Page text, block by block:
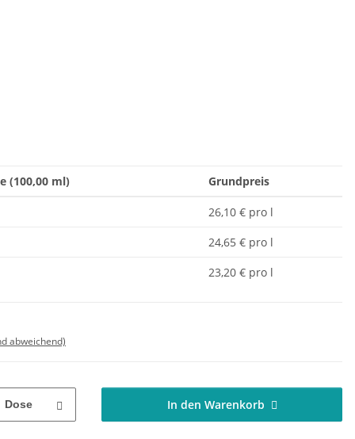
(100,00 ml) Grundpreis
26,10 € pro l
24,65 € pro l
23,20 € pro l
abweichend)
Dose In den Warenkorb